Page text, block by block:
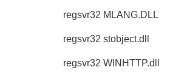
regsvr32 MLANG.DLL
regsvr32 stobject.dll
regsvr32 WINHTTP.dll